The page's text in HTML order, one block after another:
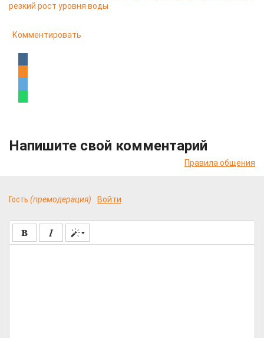
резкий рост уровня воды
Комментировать
Напишите свой комментарий
Правила общения
Гость (премодерация) Войти